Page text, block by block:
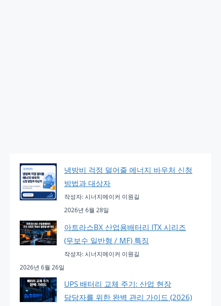
냉방비 걱정 덜어줄 에너지 바우처 신청
방법과 대상자
작성자: 시너지메이커 이원길
2026년 6월 28일
아트라스BX 산업용배터리 ITX 시리즈
(무보수 일반형 / MF) 특징
작성자: 시너지메이커 이원길
2026년 6월 26일
UPS 배터리 교체 주기: 산업 현장
담당자를 위한 완벽 관리 가이드 (2026)